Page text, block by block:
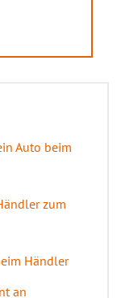
Auto beim
zum
Händler
an